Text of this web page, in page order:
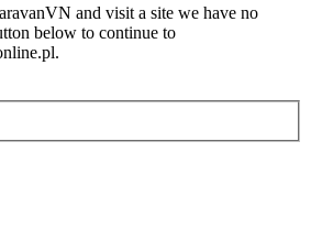
and visit a site we have no
below to continue to